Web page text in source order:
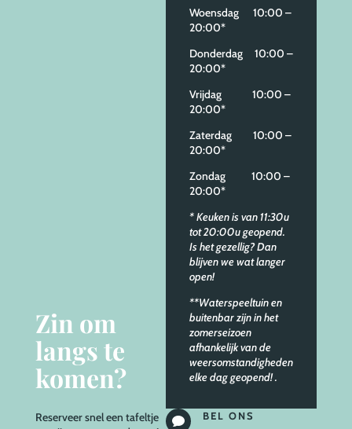
Zin om
langs te
komen?
Reserveersnel een tafeltje
Woensdag 10:00 –
20:00*
Donderdag 10:00 –
20:00*
Vrijdag 10:00 –
20:00*
Zaterdag 10:00 –
20:00*
Zondag 10:00 –
20:00*
* Keuken is van 11:30u
tot 20:00u geopend.
Is het gezellig? Dan
blijven we wat langer
open!
**Waterspeeltuin en
buitenbar zijn in het
zomerseizoen
afhankelijk van de
weersomstandigheden
elke dag geopend!.

BEL ONS